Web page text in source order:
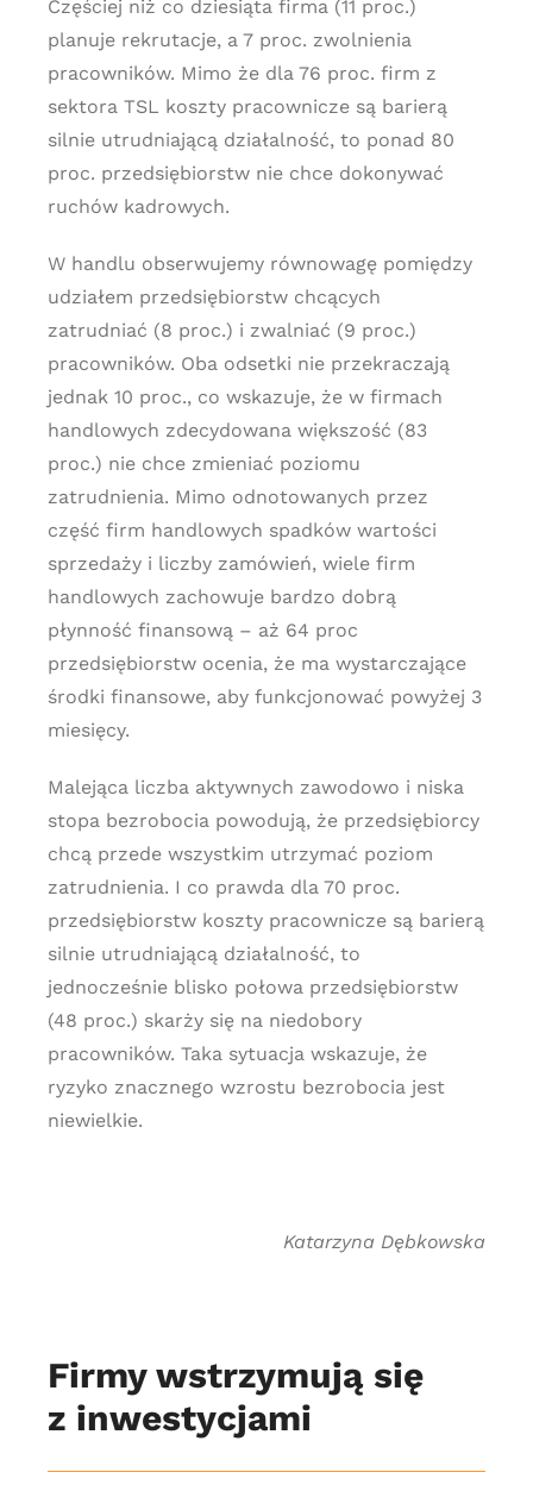
Częściej niż co dziesiąta firma (11 proc.)
planuje rekrutacje, a 7 proc. zwolnienia
pracowników. Mimo że dla 76 proc. firm z
sektora TSL koszty pracownicze są barierą
silnie utrudniającą działalność, to ponad 80
proc. przedsiębiorstw nie chce dokonywać
ruchów kadrowych.
W handlu obserwujemy równowagę pomiędzy
udziałem przedsiębiorstw chcących
zatrudniać (8 proc.) i zwalniać (9 proc.)
pracowników. Oba odsetki nie przekraczają
jednak 10 proc., co wskazuje, że w firmach
handlowych zdecydowana większość (83
proc.) nie chce zmieniać poziomu
zatrudnienia. Mimo odnotowanych przez
część firm handlowych spadków wartości
sprzedaży i liczby zamówień, wiele firm
handlowych zachowuje bardzo dobrą
płynność finansową – aż 64 proc
przedsiębiorstw ocenia, że ma wystarczające
środki finansowe, aby funkcjonować powyżej 3
miesięcy.
Malejąca liczba aktywnych zawodowo i niska
stopa bezrobocia powodują, że przedsiębiorcy
chcą przede wszystkim utrzymać poziom
zatrudnienia. I co prawda dla 70 proc.
przedsiębiorstw koszty pracownicze są barierą
silnie utrudniającą działalność, to
jednocześnie blisko połowa przedsiębiorstw
(48 proc.) skarży się na niedobory
pracowników. Taka sytuacja wskazuje, że
ryzyko znacznego wzrostu bezrobocia jest
niewielkie.
Katarzyna Dębkowska
Firmy wstrzymują się
z inwestycjami